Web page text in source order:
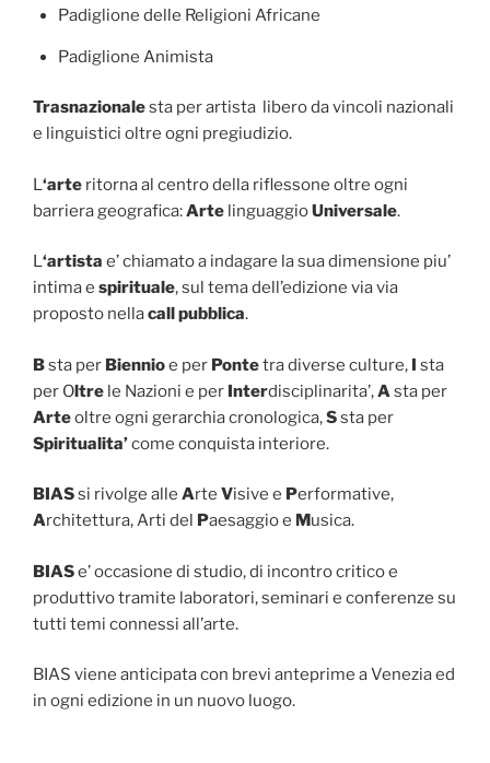
Padiglione delle Religioni Africane
Padiglione Animista
Trasnazionalesta per artista libero da vincoli nazionali
e linguistici oltre ogni pregiudizio.
L‘arte ritorna al centro della riflessone oltre ogni
barriera geografica:Arte linguaggioUniversale.
L‘artista e’ chiamato a indagare la sua dimensione piu’
intima e spirituale, sul tema dell’edizione via via
proposto nellacall pubblica.
Bsta per Biennioe per Pontetra diverse culture, I sta
per Oltre le Nazioni e per Interdisciplinarita’,Asta per
Arteoltre ogni gerarchia cronologica,Ssta per
Spiritualita’come conquista interiore.
BIASsi rivolge alle Arte Visive e Performative,
Architettura, Arti del Paesaggio e M usica.
BIASe’ occasione di studio, di incontro critico e
produttivo tramite laboratori, seminari e conferenze su
tutti temi connessi all’arte.
BIAS viene anticipata con brevi anteprime a Venezia ed
in ogni edizione in un nuovo luogo.